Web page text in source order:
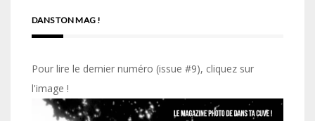
DANS TON MAG !
Pour lire le dernier numéro (issue #9), cliquez sur
l'image !